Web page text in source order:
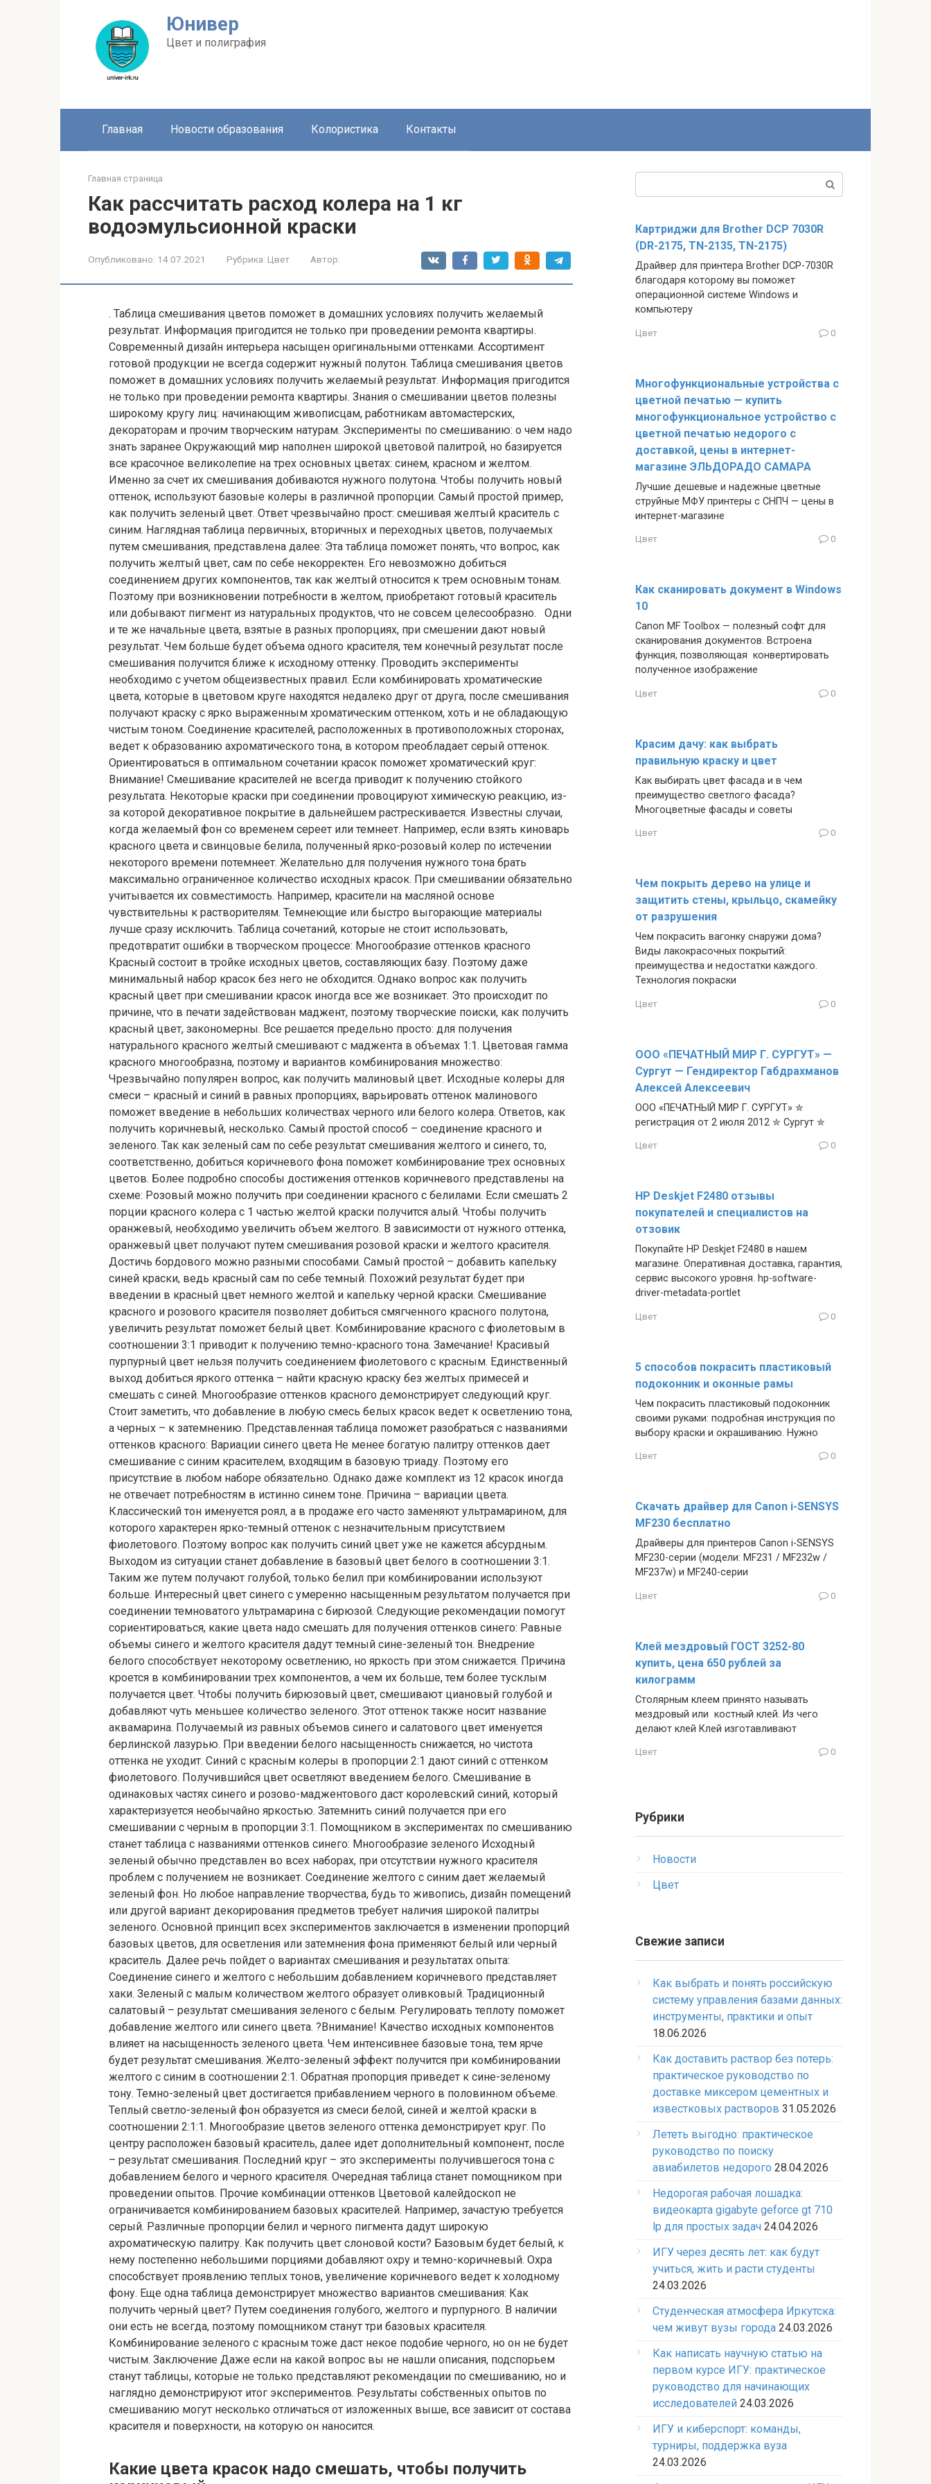
Юнивер
Цвет и полиграфия
Главная Новости образования Колористика Контакты
Главная страница
Как рассчитать расход колера на 1 кг
водоэмульсионной краски
Опубликовано: 14.07.2021 Рубрика: Цвет Автор:
. Таблица смешивания цветов поможет в домашних условиях получить желаемый
результат. Информация пригодится не только при проведении ремонта квартиры.
Современный дизайн интерьера насыщен оригинальными оттенками. Ассортимент
готовой продукции не всегда содержит нужный полутон. Таблица смешивания цветов
поможет в домашних условиях получить желаемый результат. Информация пригодится
не только при проведении ремонта квартиры. Знания о смешивании цветов полезны
широкому кругу лиц: начинающим живописцам, работникам автомастерских,
декораторам и прочим творческим натурам. Эксперименты по смешиванию: о чем надо
знать заранее Окружающий мир наполнен широкой цветовой палитрой, но базируется
все красочное великолепие на трех основных цветах: синем, красном и желтом.
Именно за счет их смешивания добиваются нужного полутона. Чтобы получить новый
оттенок, используют базовые колеры в различной пропорции. Самый простой пример,
как получить зеленый цвет. Ответ чрезвычайно прост: смешивая желтый краситель с
синим. Наглядная таблица первичных, вторичных и переходных цветов, получаемых
путем смешивания, представлена далее: Эта таблица поможет понять, что вопрос, как
получить желтый цвет, сам по себе некорректен. Его невозможно добиться
соединением других компонентов, так как желтый относится к трем основным тонам.
Поэтому при возникновении потребности в желтом, приобретают готовый краситель
или добывают пигмент из натуральных продуктов, что не совсем целесообразно. Одни
и те же начальные цвета, взятые в разных пропорциях, при смешении дают новый
результат. Чем больше будет объема одного красителя, тем конечный результат после
смешивания получится ближе к исходному оттенку. Проводить эксперименты
необходимо с учетом общеизвестных правил. Если комбинировать хроматические
цвета, которые в цветовом круге находятся недалеко друг от друга, после смешивания
получают краску с ярко выраженным хроматическим оттенком, хоть и не обладающую
чистым тоном. Соединение красителей, расположенных в противоположных сторонах,
ведет к образованию ахроматического тона, в котором преобладает серый оттенок.
Ориентироваться в оптимальном сочетании красок поможет хроматический круг:
Внимание! Смешивание красителей не всегда приводит к получению стойкого
результата. Некоторые краски при соединении провоцируют химическую реакцию, из-
за которой декоративное покрытие в дальнейшем растрескивается. Известны случаи,
когда желаемый фон со временем сереет или темнеет. Например, если взять киноварь
красного цвета и свинцовые белила, полученный ярко-розовый колер по истечении
некоторого времени потемнеет. Желательно для получения нужного тона брать
максимально ограниченное количество исходных красок. При смешивании обязательно
учитывается их совместимость. Например, красители на масляной основе
чувствительны к растворителям. Темнеющие или быстро выгорающие материалы
лучше сразу исключить. Таблица сочетаний, которые не стоит использовать,
предотвратит ошибки в творческом процессе: Многообразие оттенков красного
Красный состоит в тройке исходных цветов, составляющих базу. Поэтому даже
минимальный набор красок без него не обходится. Однако вопрос как получить
красный цвет при смешивании красок иногда все же возникает. Это происходит по
причине, что в печати задействован маджент, поэтому творческие поиски, как получить
красный цвет, закономерны. Все решается предельно просто: для получения
натурального красного желтый смешивают с маджента в объемах 1:1. Цветовая гамма
красного многообразна, поэтому и вариантов комбинирования множество:
Чрезвычайно популярен вопрос, как получить малиновый цвет. Исходные колеры для
смеси – красный и синий в равных пропорциях, варьировать оттенок малинового
поможет введение в небольших количествах черного или белого колера. Ответов, как
получить коричневый, несколько. Самый простой способ – соединение красного и
зеленого. Так как зеленый сам по себе результат смешивания желтого и синего, то,
соответственно, добиться коричневого фона поможет комбинирование трех основных
цветов. Более подробно способы достижения оттенков коричневого представлены на
схеме: Розовый можно получить при соединении красного с белилами. Если смешать 2
порции красного колера с 1 частью желтой краски получится алый. Чтобы получить
оранжевый, необходимо увеличить объем желтого. В зависимости от нужного оттенка,
оранжевый цвет получают путем смешивания розовой краски и желтого красителя.
Достичь бордового можно разными способами. Самый простой – добавить капельку
синей краски, ведь красный сам по себе темный. Похожий результат будет при
введении в красный цвет немного желтой и капельку черной краски. Смешивание
красного и розового красителя позволяет добиться смягченного красного полутона,
увеличить результат поможет белый цвет. Комбинирование красного с фиолетовым в
соотношении 3:1 приводит к получению темно-красного тона. Замечание! Красивый
пурпурный цвет нельзя получить соединением фиолетового с красным. Единственный
выход добиться яркого оттенка – найти красную краску без желтых примесей и
смешать с синей. Многообразие оттенков красного демонстрирует следующий круг.
Стоит заметить, что добавление в любую смесь белых красок ведет к осветлению тона,
а черных – к затемнению. Представленная таблица поможет разобраться с названиями
оттенков красного: Вариации синего цвета Не менее богатую палитру оттенков дает
смешивание с синим красителем, входящим в базовую триаду. Поэтому его
присутствие в любом наборе обязательно. Однако даже комплект из 12 красок иногда
не отвечает потребностям в истинно синем тоне. Причина – вариации цвета.
Классический тон именуется роял, а в продаже его часто заменяют ультрамарином, для
которого характерен ярко-темный оттенок с незначительным присутствием
фиолетового. Поэтому вопрос как получить синий цвет уже не кажется абсурдным.
Выходом из ситуации станет добавление в базовый цвет белого в соотношении 3:1.
Таким же путем получают голубой, только белил при комбинировании используют
больше. Интересный цвет синего с умеренно насыщенным результатом получается при
соединении темноватого ультрамарина с бирюзой. Следующие рекомендации помогут
сориентироваться, какие цвета надо смешать для получения оттенков синего: Равные
объемы синего и желтого красителя дадут темный сине-зеленый тон. Внедрение
белого способствует некоторому осветлению, но яркость при этом снижается. Причина
кроется в комбинировании трех компонентов, а чем их больше, тем более тусклым
получается цвет. Чтобы получить бирюзовый цвет, смешивают циановый голубой и
добавляют чуть меньшее количество зеленого. Этот оттенок также носит название
аквамарина. Получаемый из равных объемов синего и салатового цвет именуется
берлинской лазурью. При введении белого насыщенность снижается, но чистота
оттенка не уходит. Синий с красным колеры в пропорции 2:1 дают синий с оттенком
фиолетового. Получившийся цвет осветляют введением белого. Смешивание в
одинаковых частях синего и розово-маджентового даст королевский синий, который
характеризуется необычайно яркостью. Затемнить синий получается при его
смешивании с черным в пропорции 3:1. Помощником в экспериментах по смешиванию
станет таблица с названиями оттенков синего: Многообразие зеленого Исходный
зеленый обычно представлен во всех наборах, при отсутствии нужного красителя
проблем с получением не возникает. Соединение желтого с синим дает желаемый
зеленый фон. Но любое направление творчества, будь то живопись, дизайн помещений
или другой вариант декорирования предметов требует наличия широкой палитры
зеленого. Основной принцип всех экспериментов заключается в изменении пропорций
базовых цветов, для осветления или затемнения фона применяют белый или черный
краситель. Далее речь пойдет о вариантах смешивания и результатах опыта:
Соединение синего и желтого с небольшим добавлением коричневого представляет
хаки. Зеленый с малым количеством желтого образует оливковый. Традиционный
салатовый – результат смешивания зеленого с белым. Регулировать теплоту поможет
добавление желтого или синего цвета. ?Внимание! Качество исходных компонентов
влияет на насыщенность зеленого цвета. Чем интенсивнее базовые тона, тем ярче
будет результат смешивания. Желто-зеленый эффект получится при комбинировании
желтого с синим в соотношении 2:1. Обратная пропорция приведет к сине-зеленому
тону. Темно-зеленый цвет достигается прибавлением черного в половинном объеме.
Теплый светло-зеленый фон образуется из смеси белой, синей и желтой краски в
соотношении 2:1:1. Многообразие цветов зеленого оттенка демонстрирует круг. По
центру расположен базовый краситель, далее идет дополнительный компонент, после
– результат смешивания. Последний круг – это эксперименты получившегося тона с
добавлением белого и черного красителя. Очередная таблица станет помощником при
проведении опытов. Прочие комбинации оттенков Цветовой калейдоскоп не
ограничивается комбинированием базовых красителей. Например, зачастую требуется
серый. Различные пропорции белил и черного пигмента дадут широкую
ахроматическую палитру. Как получить цвет слоновой кости? Базовым будет белый, к
нему постепенно небольшими порциями добавляют охру и темно-коричневый. Охра
способствует проявлению теплых тонов, увеличение коричневого ведет к холодному
фону. Еще одна таблица демонстрирует множество вариантов смешивания: Как
получить черный цвет? Путем соединения голубого, желтого и пурпурного. В наличии
они есть не всегда, поэтому помощником станут три базовых красителя.
Комбинирование зеленого с красным тоже даст некое подобие черного, но он не будет
чистым. Заключение Даже если на какой вопрос вы не нашли описания, подспорьем
станут таблицы, которые не только представляют рекомендации по смешиванию, но и
наглядно демонстрируют итог экспериментов. Результаты собственных опытов по
смешиванию могут несколько отличаться от изложенных выше, все зависит от состава
красителя и поверхности, на которую он наносится.
Какие цвета красок надо смешать, чтобы получить
Картриджи для Brother DCP 7030R
(DR-2175, TN-2135, TN-2175)
Драйвер для принтера Brother DCP-7030R
благодаря которому вы поможет
операционной системе Windows и
компьютеру
Цвет 0
Многофункциональные устройства с
цветной печатью — купить
многофункциональное устройство с
цветной печатью недорого с
доставкой, цены в интернет-
магазине ЭЛЬДОРАДО САМАРА
Лучшие дешевые и надежные цветные
струйные МФУ принтеры с СНПЧ — цены в
интернет-магазине
Цвет 0
Как сканировать документ в Windows
10
Canon MF Toolbox — полезный софт для
сканирования документов. Встроена
функция, позволяющая конвертировать
полученное изображение
Цвет 0
Красим дачу: как выбрать
правильную краску и цвет
Как выбирать цвет фасада и в чем
преимущество светлого фасада?
Многоцветные фасады и советы
Цвет 0
Чем покрыть дерево на улице и
защитить стены, крыльцо, скамейку
от разрушения
Чем покрасить вагонку снаружи дома?
Виды лакокрасочных покрытий:
преимущества и недостатки каждого.
Технология покраски
Цвет 0
ООО «ПЕЧАТНЫЙ МИР Г. СУРГУТ» —
Сургут — Гендиректор Габдрахманов
Алексей Алексеевич
ООО «ПЕЧАТНЫЙ МИР Г. СУРГУТ» ✮
регистрация от 2 июля 2012 ✮ Сургут ✮
Цвет 0
HP Deskjet F2480 отзывы
покупателей и специалистов на
отзовик
Покупайте HP Deskjet F2480 в нашем
магазине. Оперативная доставка, гарантия,
сервис высокого уровня. hp-software-
driver-metadata-portlet
Цвет 0
5 способов покрасить пластиковый
подоконник и оконные рамы
Чем покрасить пластиковый подоконник
своими руками: подробная инструкция по
выбору краски и окрашиванию. Нужно
Цвет 0
Скачать драйвер для Canon i-SENSYS
MF230 бесплатно
Драйверы для принтеров Canon i-SENSYS
MF230-серии (модели: MF231 / MF232w /
MF237w) и MF240-серии
Цвет 0
Клей мездровый ГОСТ 3252-80
купить, цена 650 рублей за
килограмм
Столярным клеем принято называть
мездровый или костный клей. Из чего
делают клей Клей изготавливают
Цвет 0
Рубрики
Новости
Цвет
Свежие записи
Как выбрать и понять российскую
систему управления базами данных:
инструменты, практики и опыт
18.06.2026
Как доставить раствор без потерь:
практическое руководство по
доставке миксером цементных и
известковых растворов 31.05.2026
Лететь выгодно: практическое
руководство по поиску
авиабилетов недорого 28.04.2026
Недорогая рабочая лошадка:
видеокарта gigabyte geforce gt 710
lp для простых задач 24.04.2026
ИГУ через десять лет: как будут
учиться, жить и расти студенты
24.03.2026
Студенческая атмосфера Иркутска:
чем живут вузы города 24.03.2026
Как написать научную статью на
первом курсе ИГУ: практическое
руководство для начинающих
исследователей 24.03.2026
ИГУ и киберспорт: команды,
турниры, поддержка вуза
24.03.2026